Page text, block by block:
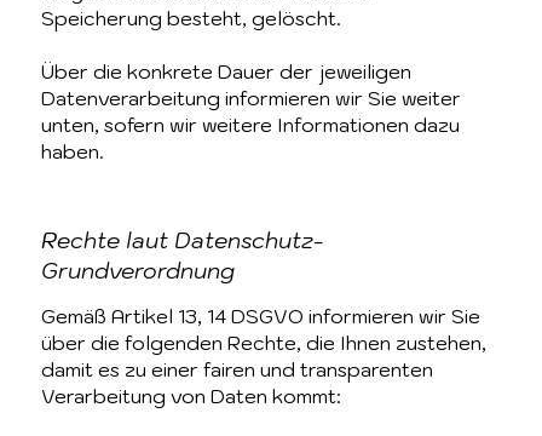
Speicherung besteht, gelöscht.
Über die konkrete Dauer der jeweiligen
Datenverarbeitung informieren wir Sie weiter
unten, sofern wir weitere Informationen dazu
haben.
Rechte laut Datenschutz-
Grundverordnung
Gemäß Artikel 13, 14 DSGVO informieren wir Sie
über die folgenden Rechte, die Ihnen zustehen,
damit es zu einer fairen und transparenten
Verarbeitung von Daten kommt: